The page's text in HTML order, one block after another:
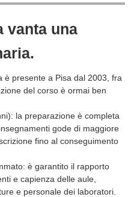
vanta una
è presente a Pisa dal 2003, fra
del corso è ormai ben
la preparazione è completa
gode di maggiore
fino al conseguimento
è garantito il rapporto
e capienza delle aule,
e personale dei laboratori.